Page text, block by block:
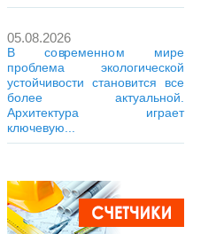
05.08.2026
В современном мире
проблема экологической
устойчивости становится все
более актуальной.
Архитектура играет
ключевую...